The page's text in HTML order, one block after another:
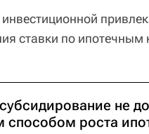
ставки по ипотечным
не
способом роста